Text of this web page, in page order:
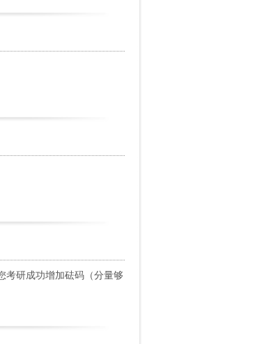
考研成功增加砝码（分量够